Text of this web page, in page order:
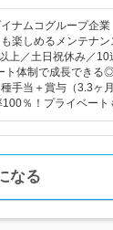
ナムコグループ企業
楽しめるメンテナン
上／土日祝休み／10
ト体制で成長できる
手当＋賞与（3.3ヶ月
100％！プライベート
なる